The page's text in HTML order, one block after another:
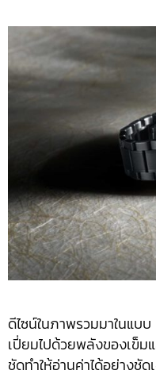
ดีไซน์ในภาพรวมมาในแบ
เปี่ยมไปด้วยพลังของเข็ม
ชัดทำให้อ่านค่าได้อย่างชั